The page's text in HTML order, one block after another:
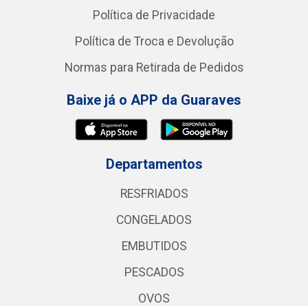
Política de Privacidade
Política de Troca e Devolução
Normas para Retirada de Pedidos
Baixe já o APP da Guaraves
Departamentos
RESFRIADOS
CONGELADOS
EMBUTIDOS
PESCADOS
OVOS